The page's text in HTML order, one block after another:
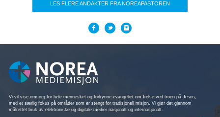
LES FLERE ANDAKTER FRA NOREAPASTOREN
Vi vil vise omsorg for hele mennesket og forkynne evangeliet om frelse ved troen på Jesus,
med et særlig fokus på områder som er stengt for tradisjonell misjon. Vi gjør det gjennom
målrettet bruk av elektroniske og digitale medier nasjonalt og internasjonalt.